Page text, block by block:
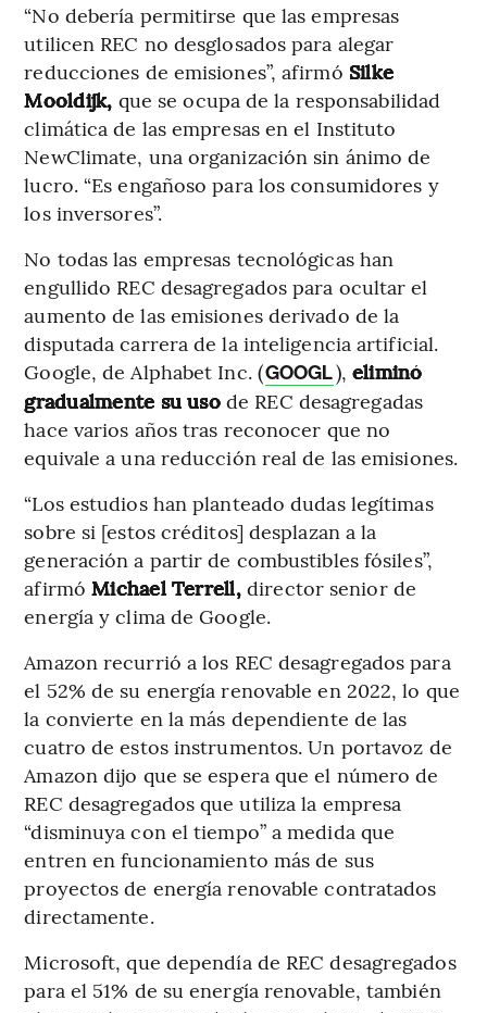
“No debería permitirse que las empresas
utilicen REC no desglosados para alegar
reducciones de emisiones”, afirmó Silke
Mooldijk, que se ocupa de la responsabilidad
climática de las empresas en el Instituto
NewClimate, una organización sin ánimo de
lucro. “Es engañoso para los consumidores y
los inversores”.
No todas las empresas tecnológicas han
engullido REC desagregados para ocultar el
aumento de las emisiones derivado de la
disputada carrera de la inteligencia artificial.
Google, de Alphabet Inc. (GOOGL), eliminó
gradualmente su usode REC desagregadas
hace varios años tras reconocer que no
equivale a una reducción real de las emisiones.
“Los estudios han planteado dudas legítimas
sobre si [estos créditos] desplazan a la
generación a partir de combustibles fósiles”,
afirmóMichael Terrell,director senior de
energía y clima de Google.
Amazon recurrió a los REC desagregados para
el 52% de su energía renovable en 2022, lo que
la convierte en la más dependiente de las
cuatro de estos instrumentos. Un portavoz de
Amazon dijo que se espera que el número de
REC desagregados que utiliza la empresa
“disminuya con el tiempo” a medida que
entren en funcionamiento más de sus
proyectos de energía renovable contratados
directamente.
Microsoft, que dependía de REC desagregados
para el 51% de su energía renovable, también